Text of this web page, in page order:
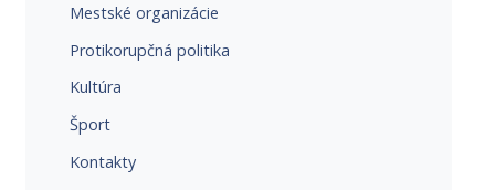
Mestské organizácie
Protikorupčná politika
Kultúra
Šport
Kontakty